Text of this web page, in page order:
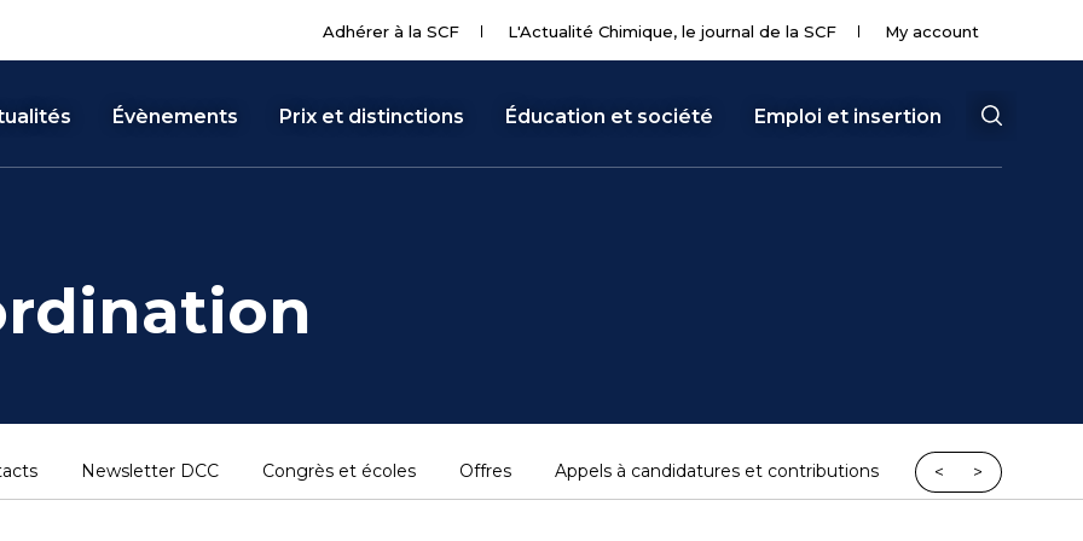
Adhérer à la SCF L'Actualité Chimique, le journal de la SCF My account
Évènements Prix et distinctions Éducation et société Emploi et insertion
Newsletter DCC Congrès et écoles Offres Appels à candidatures et contributions < >